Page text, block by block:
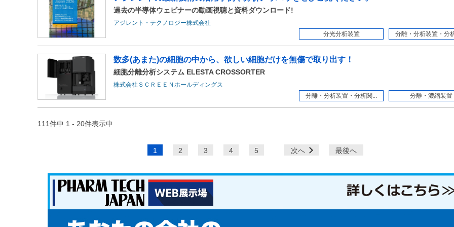
過去の半導体ウェビナーの動画視聴と資料ダウンロード!
アジレント・テクノロジー株式会社
分光分析装置
分離・分析装置・分
数多(あまた)の細胞の中から、欲しい細胞だけを無傷で取り出す！
細胞分離分析システム ELESTA CROSSORTER
株式会社ＳＣＲＥＥＮホールディングス
分離・分析装置・分析関...
分離・濃縮装置
111件中 1 - 20件表示中
1 2 3 4 5 次へ 最後へ